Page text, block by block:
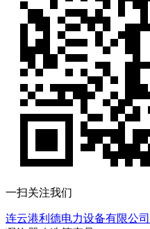
一扫关注我们
连云港利德电力设备有限公司